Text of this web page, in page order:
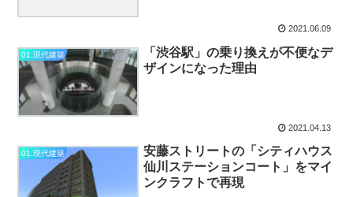
2021.06.09
01.現代建築
「渋谷駅」の乗り換えが不便なデ
ザインになった理由
2021.04.13
01.現代建築
安藤ストリートの「シティハウス
仙川ステーションコート」をマイ
ンクラフトで再現